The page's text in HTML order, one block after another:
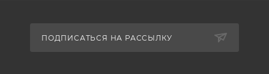
ПОДПИСАТЬСЯ НА РАССЫЛКУ